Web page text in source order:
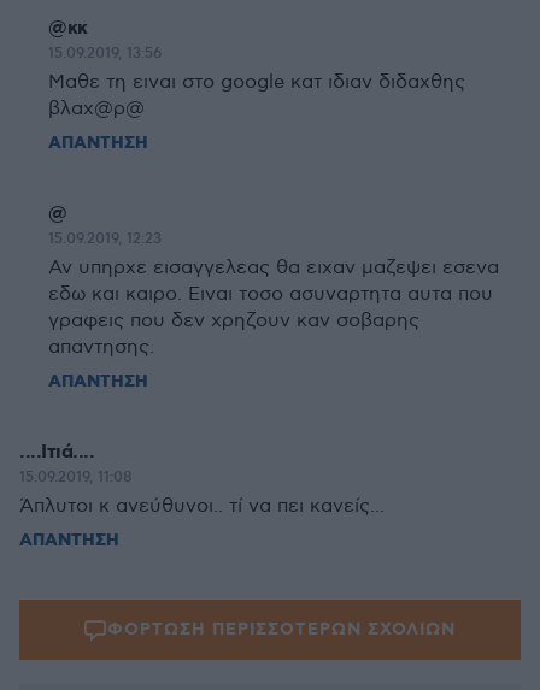
@κκ
15.09.2019, 13:56
Μαθε τη ειναι στο google κατ ιδιαν διδαχθης
βλαχ@ρ@
ΑΠΑΝΤΗΣΗ
@
15.09.2019, 12:23
Αν υπηρχε εισαγγελεας θα ειχαν μαζεψει εσενα
εδω και καιρο. Ειναι τοσο ασυναρτητα αυτα που
γραφεις που δεν χρηζουν καν σοβαρης
απαντησης.
ΑΠΑΝΤΗΣΗ
....Ιτιά....
15.09.2019, 11:08
Άπλυτοι κ ανεύθυνοι.. τί να πει κανείς...
ΑΠΑΝΤΗΣΗ
ΦΟΡΤΩΣΗ ΠΕΡΙΣΣΟΤΕΡΩΝ ΣΧΟΛΙΩΝ